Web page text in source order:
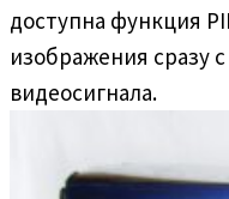
доступна функция
изображения сразу
видеосигнала.